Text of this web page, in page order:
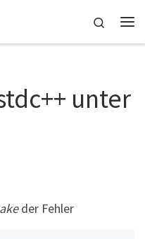
Search
unter
der Fehler